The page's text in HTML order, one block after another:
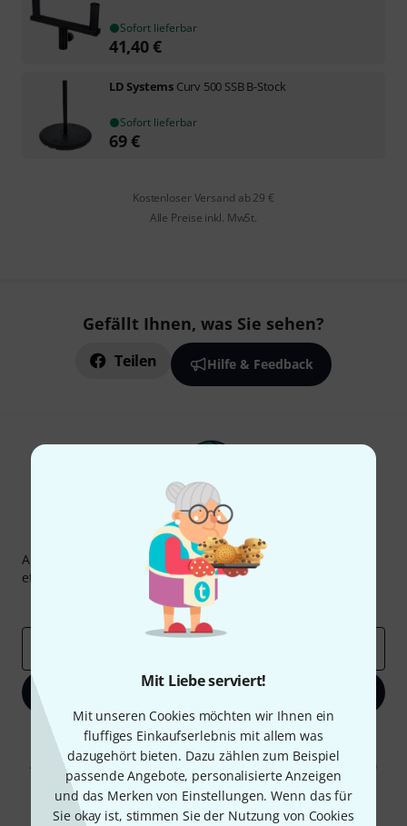
Mit Liebe serviert!
Mit unseren Cookies möchten wir Ihnen ein
fluffiges Einkaufserlebnis mit allem was
dazugehört bieten. Dazu zählen zum Beispiel
passende Angebote, personalisierte Anzeigen
und das Merken von Einstellungen. Wenn das für
Sie okay ist, stimmen Sie der Nutzung von Cookies
Sofort lieferbar
41,40€
LD Systems Curv 500 SSB B-Stock
Sofort lieferbar
69€
Kostenloser Versand ab 29 €
Alle Preise inkl. MwSt.
Gefällt Ihnen, was Sie sehen?
Teilen Hilfe & Feedback
Thomann Newsletter
Abonniere den Thomann Newsletter und gewinne mit
etwas Glück einen von50 Gutscheinen
Inspirierende Beiträge
Deals
Jetzt anmelden
Mit Klick auf „Jetzt anmelden“ stimmen Sie dem Erhalt von E-Mail-
Werbung und einer Messung des E-Mail-Nutzungsverhaltens zu. Die
Abmeldung ist jederzeit möglich. Weitere Informationen finden Sie in
unserenDatenschutzhinweisen.
* Pflichtfeld